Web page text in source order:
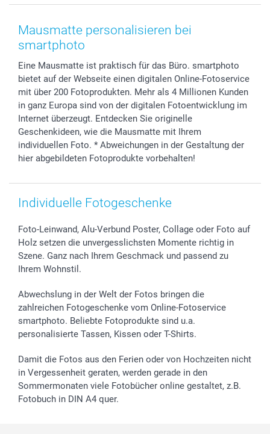
Zubehör & Material
Foto-Kalender & Agenden
Geschenk-Gutscheine (PDF)
AGB
Impressum
Partnerprogramme
Investor Relations
B2B smartbusiness
Widerrufsrecht
Muttertag
Vatertag
Hochzeit
Geburtstag
Geburt
Zu allen Anlässen
Preise und Versandkosten
Lieferfristen
Zahlungsmöglichkeiten
Anmelden /Registrieren
Sitemap
Status der Bestellung
smartfriends
smartgarantie
smartbonus
Mausmatte personalisieren bei
smartphoto
Eine Mausmatte ist praktisch für das Büro. smartphoto
bietet auf der Webseite einen digitalen Online-Fotoservice
mit über 200 Fotoprodukten. Mehr als 4 Millionen Kunden
in ganz Europa sind von der digitalen Fotoentwicklung im
Internet überzeugt. Entdecken Sie originelle
Geschenkideen, wie die Mausmatte mit Ihrem
individuellen Foto. * Abweichungen in der Gestaltung der
hier abgebildeten Fotoprodukte vorbehalten!
Individuelle Fotogeschenke
Foto-Leinwand, Alu-Verbund Poster, Collage oder Foto auf
Holz setzen die unvergesslichsten Momente richtig in
Szene. Ganz nach Ihrem Geschmack und passend zu
Ihrem Wohnstil.
Abwechslung in der Welt der Fotos bringen die
zahlreichen Fotogeschenke vom Online-Fotoservice
smartphoto. Beliebte Fotoprodukte sind u.a.
personalisierte Tassen, Kissen oder T-Shirts.
Damit die Fotos aus den Ferien oder von Hochzeiten nicht
in Vergessenheit geraten, werden gerade in den
Sommermonaten viele Fotobücher online gestaltet, z.B.
Fotobuch in DIN A4 quer.